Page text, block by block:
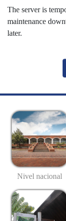
The server is
maintenance
later.
Nivel nacional